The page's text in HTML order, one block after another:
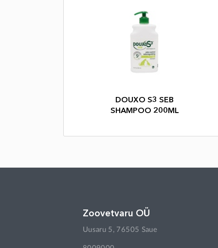
DOUXO S3 SEB
SHAMPOO 200ML
Zoovetvaru OÜ
Uusaru 5, 76505 Saue